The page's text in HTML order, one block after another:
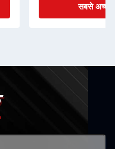
सबसे अच्छी